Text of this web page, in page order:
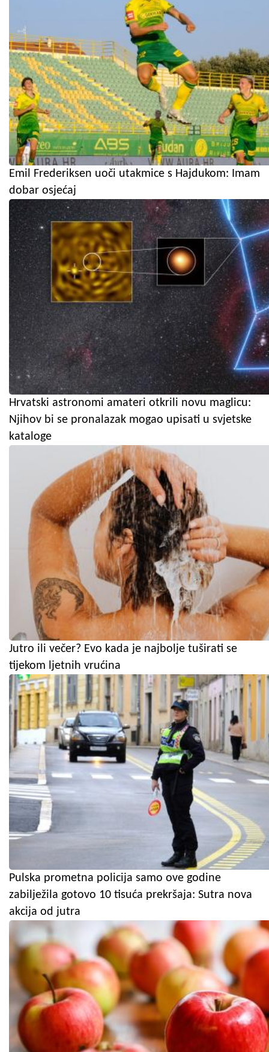
Emil Frederiksen uoči utakmice s Hajdukom: Imam
dobar osjećaj
Hrvatski astronomi amateri otkrili novu maglicu:
Njihov bi se pronalazak mogao upisati u svjetske
kataloge
Jutro ili večer? Evo kada je najbolje tuširati se
tijekom ljetnih vrućina
Pulska prometna policija samo ove godine
zabilježila gotovo 10 tisuća prekršaja: Sutra nova
akcija od jutra